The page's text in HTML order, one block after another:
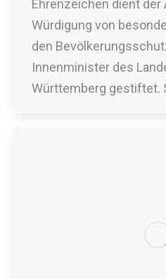
Ehrenzeichen dient der
Würdigung von
den
Innenminister des
Württemberg gestiftet.